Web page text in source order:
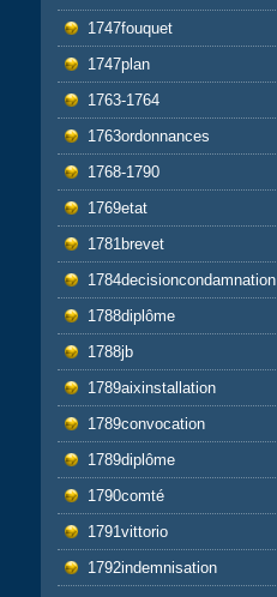
1747fouquet
1747plan
1763-1764
1763ordonnances
1768-1790
1769etat
1781brevet
1784decisioncondamnation
1788diplôme
1788jb
1789aixinstallation
1789convocation
1789diplôme
1790comté
1791vittorio
1792indemnisation